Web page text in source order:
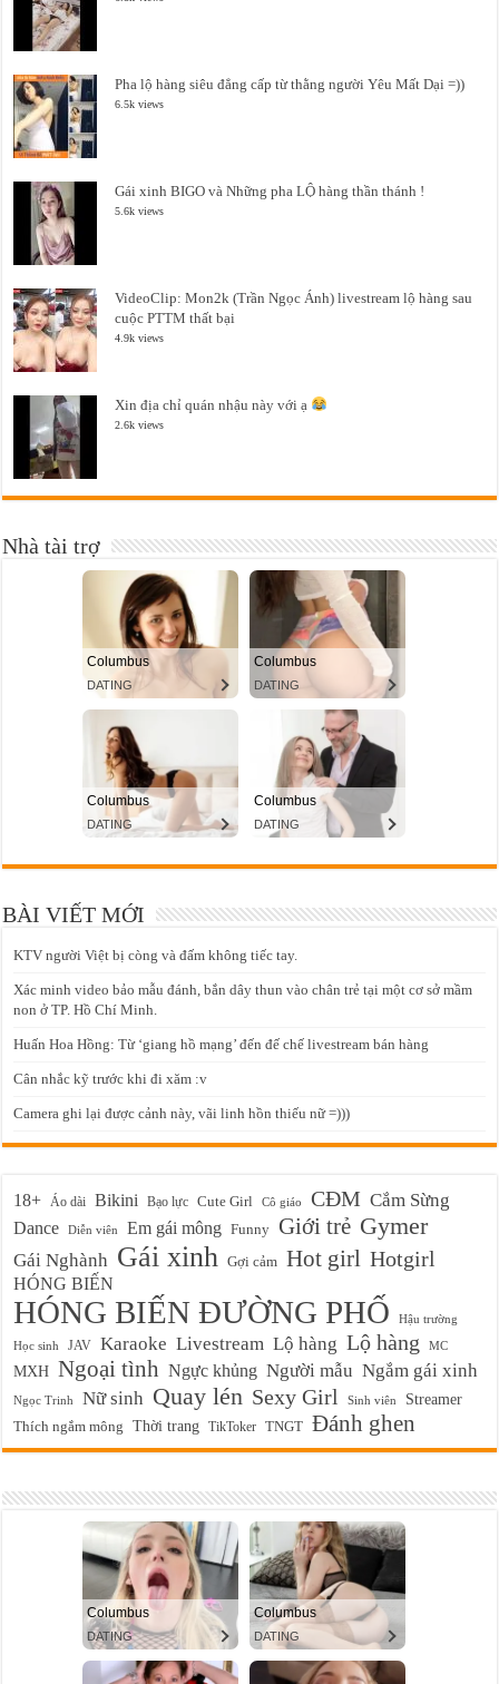
Pha lộ hàng siêu đẳng cấp từ thằng người Yêu Mất Dại =))
6.5k views
Gái xinh BIGO và Những pha LỘ hàng thần thánh !
5.6k views
VideoClip: Mon2k (Trần Ngọc Ánh) livestream lộ hàng sau
cuộc PTTM thất bại
4.9k views
Xin địa chỉ quán nhậu này với ạ
2.6k views
Nhà tài trợ
BÀI VIẾT MỚI
KTV người Việt bị còng và đấm không tiếc tay.
Xác minh video bảo mẫu đánh, bắn dây thun vào chân trẻ tại một cơ sở mầm
non ở TP. Hồ Chí Minh.
Huấn Hoa Hồng: Từ ‘giang hồ mạng’ đến đế chế livestream bán hàng
Cân nhắc kỹ trước khi đi xăm :v
Camera ghi lại được cảnh này, vãi linh hồn thiếu nữ =)))
18+ Áo dài Bikini Bạo lực Cute Girl Cô giáo CĐM Cắm Sừng
Dance Diễn viên Em gái mông Funny Giới trẻ Gymer
Gái Nghành Gái xinh Gợi cảm Hot girl Hotgirl
HÓNG BIẾN
HÓNG BIẾN ĐƯỜNG PHỐ
Hậu trường
Học sinh
JAV Karaoke Livestream Lộ hàng Lộ hàng MC
MXH Ngoại tình Ngực khủng Người mẫu Ngắm gái xinh
Ngọc Trinh Nữ sinh Quay lén Sexy Girl Sinh viên Streamer
Thích ngắm mông Thời trang TikToker TNGT Đánh ghen